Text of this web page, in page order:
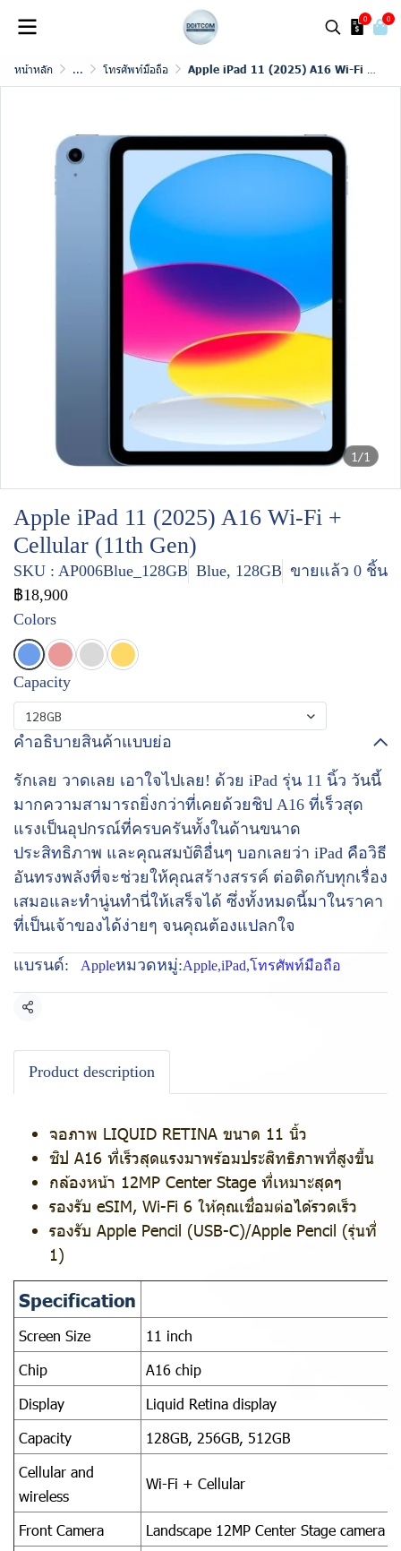
0 0
หน้าหลัก ... โทรศัพท์มือถือ Apple iPad 11 (2025) A16 Wi-Fi + Cellular (11th Gen)
1/1
Apple iPad 11 (2025) A16 Wi-Fi +
Cellular (11th Gen)
SKU : AP006Blue_128GB Blue, 128GB ขายแล้ว 0 ชิ้น
฿18,900
Colors
Capacity
128GB
คำอธิบายสินค้าแบบย่อ
รักเลย วาดเลย เอาใจไปเลย! ด้วย iPad รุ่น 11 นิ้ว วันนี้
มากความสามารถยิ่งกว่าที่เคยด้วยชิป A16 ที่เร็วสุด
แรงเป็นอุปกรณ์ที่ครบครันทั้งในด้านขนาด
ประสิทธิภาพ และคุณสมบัติอื่นๆ บอกเลยว่า iPad คือวิธี
อันทรงพลังที่จะช่วยให้คุณสร้างสรรค์ ต่อติดกับทุกเรื่อง
เสมอและทำนู่นทำนี่ให้เสร็จได้ ซึ่งทั้งหมดนี้มาในราคา
ที่เป็นเจ้าของได้ง่ายๆ จนคุณต้องแปลกใจ
แบรนด์: Appleหมวดหมู่:Apple,iPad,โทรศัพท์มือถือ
แชร์
Product description
จอภาพ LIQUID RETINA ขนาด 11 นิ้ว
ชิป A16 ที่เร็วสุดแรงมาพร้อมประสิทธิภาพที่สูงขึ้น
กล้องหน้า 12MP Center Stage ที่เหมาะสุดๆ
รองรับ eSIM, Wi-Fi 6 ให้คุณเชื่อมต่อได้รวดเร็ว
รองรับ Apple Pencil (USB-C)/Apple Pencil (รุ่นที่
1)
Specification
Screen Size
11 inch
Chip
A16 chip
Display
Liquid Retina display
Capacity
128GB, 256GB, 512GB
Cellular and
wireless
Wi-Fi + Cellular
Front Camera
Landscape 12MP Center Stage camera